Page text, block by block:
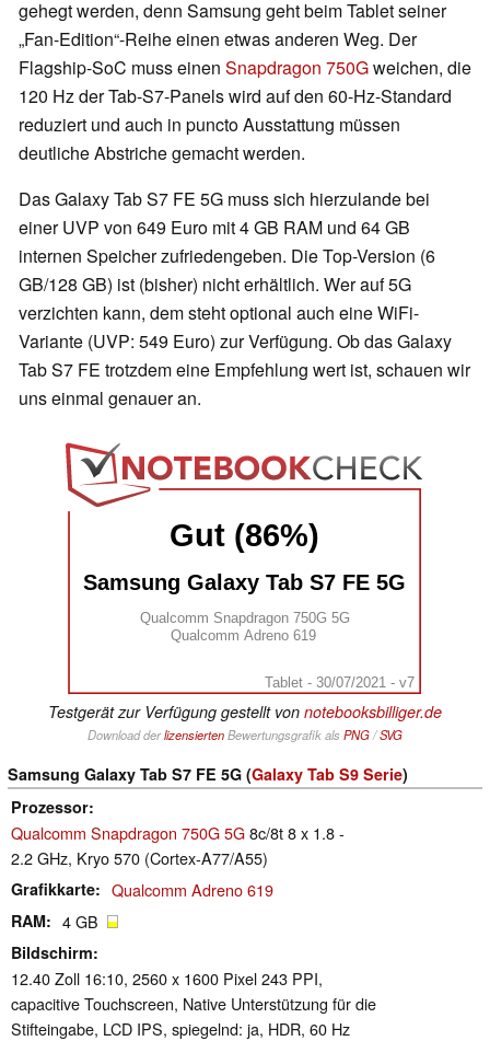
gehegt werden, denn Samsung geht beim Tablet seiner
„Fan-Edition“-Reihe einen etwas anderen Weg. Der
Flagship-SoC muss einen Snapdragon 750Gweichen, die
120 Hz der Tab-S7-Panels wird auf den 60-Hz-Standard
reduziert und auch in puncto Ausstattung müssen
deutliche Abstriche gemacht werden.
Das Galaxy Tab S7 FE 5G muss sich hierzulande bei
einer UVP von 649 Euro mit 4 GB RAM und 64 GB
internen Speicher zufriedengeben. Die Top-Version (6
GB/128 GB) ist (bisher) nicht erhältlich. Wer auf 5G
verzichten kann, dem steht optional auch eine WiFi-
Variante (UVP: 549 Euro) zur Verfügung. Ob das Galaxy
Tab S7 FE trotzdem eine Empfehlung wert ist, schauen wir
uns einmal genauer an.
Gut (86%)
Samsung Galaxy Tab S7 FE 5G
Qualcomm Snapdragon 750G 5G
Qualcomm Adreno 619
Tablet - 30/07/2021 - v7
Testgerät zur Verfügung gestellt von notebooksbilliger.de
Download derlizensiertenBewertungsgrafik als PNG/SVG
Samsung Galaxy Tab S7 FE 5G (Galaxy Tab S9 Serie)
Prozessor
Qualcomm Snapdragon 750G 5G8c/8t 8 x 1.8 -
2.2 GHz, Kryo 570 (Cortex-A77/A55)
Grafikkarte Qualcomm Adreno 619
RAM 4 GB
Bildschirm
12.40 Zoll 16:10, 2560 x 1600 Pixel 243 PPI,
capacitive Touchscreen, Native Unterstützung für die
Stifteingabe, LCD IPS, spiegelnd: ja, HDR, 60 Hz